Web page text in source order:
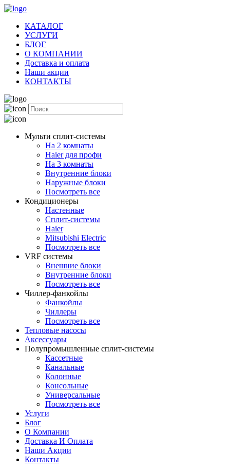
КАТАЛОГ
УСЛУГИ
БЛОГ
О КОМПАНИИ
Доставка и оплата
Наши акции
КОНТАКТЫ
Мульти сплит-системы
На 2 комнаты
Haier для профи
На 3 комнаты
Внутренние блоки
Наружные блоки
Посмотреть все
Кондиционеры
Настенные
Сплит-системы
Haier
Mitsubishi Electric
Посмотреть все
VRF системы
Внешние блоки
Внутренние блоки
Посмотреть все
Чиллер-фанкойлы
Фанкойлы
Чиллеры
Посмотреть все
Тепловые насосы
Аксессуары
Полупромышленные сплит-системы
Кассетные
Канальные
Колонные
Консольные
Универсальные
Посмотреть все
Услуги
Блог
О Компании
Доставка И Оплата
Наши Акции
Контакты